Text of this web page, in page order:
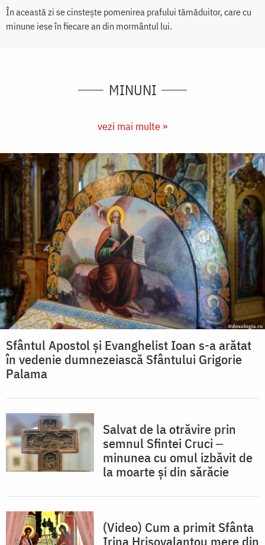
În această zi se cinstește pomenirea prafului tămăduitor, care cu
minune iese în fiecare an din mormântul lui.
MINUNI
vezi mai multe »
Sfântul Apostol și Evanghelist Ioan s-a arătat
în vedenie dumnezeiască Sfântului Grigorie
Palama
Salvat de la otrăvire prin
semnul Sfintei Cruci ‒
minunea cu omul izbăvit de
la moarte și din sărăcie
(Video) Cum a primit Sfânta
Irina Hrisovalantou mere din